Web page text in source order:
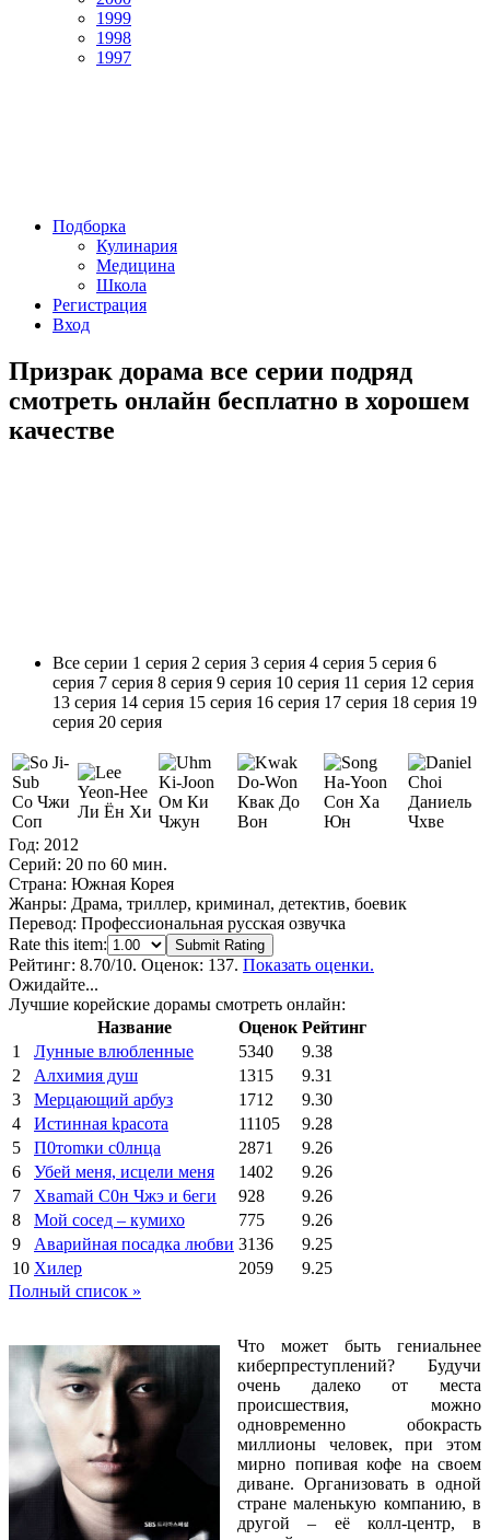
1999
1998
1997
Подборка
Кулинария
Медицина
Школа
Регистрация
Вход
Призрак дорама все серии подряд
смотреть онлайн бесплатно в хорошем
качестве
Все серии 1 серия 2 серия 3 серия 4 серия 5 серия 6
серия 7 серия 8 серия 9 серия 10 серия 11 серия 12 серия
13 серия 14 серия 15 серия 16 серия 17 серия 18 серия 19
серия 20 серия
Со Чжи
Соп
Ли Ён Хи
Ом Ки
Чжун
Квак До
Вон
Сон Ха
Юн
Даниель
Чхве
Год: 2012
Серий: 20 по 60 мин.
Страна: Южная Корея
Жанры: Драма, триллер, криминал, детектив, боевик
Перевод: Профессиональная русская озвучка
Rate this item:
Submit Rating
Рейтинг: 8.70/10. Оценок: 137. Показать оценки.
Ожидайте...
Лучшие корейские дорамы смотреть онлайн:
Название
Оценок Рейтинг
1
Лунные влюбленные 5340
9.38
2
Алхимия душ 1315
9.31
3
Мерцающий арбуз 1712
9.30
4
Иcтиннaя kрасoтa 11105
9.28
5
П0тоmки c0лнцa 2871
9.26
6
Убей меня, исцели меня 1402
9.26
7
Xваmай С0н Чжэ и 6еги 928
9.26
8
Мой сосед – кумихо 775
9.26
9
Аварийная посадка любви 3136
9.25
10 Хилер 2059
9.25
Полный список »
Что может быть гениальнее
киберпреступлений? Будучи
очень далеко от места
происшествия, можно
одновременно обокрасть
миллионы человек, при этом
мирно попивая кофе на своем
диване. Организовать в одной
стране маленькую компанию, в
другой – её колл-центр, в